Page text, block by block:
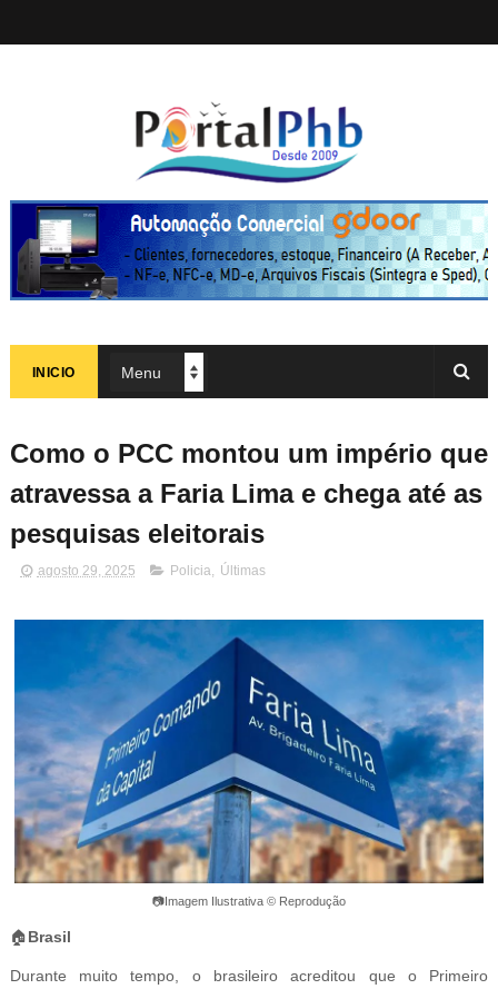
INICIO
Como o PCC montou um império que
atravessa a Faria Lima e chega até as
pesquisas eleitorais
agosto 29, 2025 Policia, Últimas
📷Imagem Ilustrativa © Reprodução
🏠Brasil
Durante muito tempo, o brasileiro acreditou que o Primeiro